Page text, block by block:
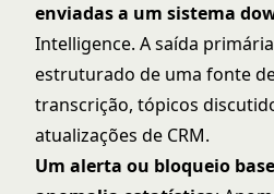
enviadas a um sistema
Intelligence. A saída
estruturado de uma fonte
transcrição, tópicos
atualizações de CRM.
Um alerta ou bloqueio